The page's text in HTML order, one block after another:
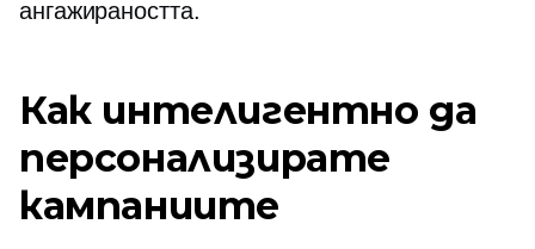
ангажираността.
Как интелигентно да
персонализирате
кампаниите